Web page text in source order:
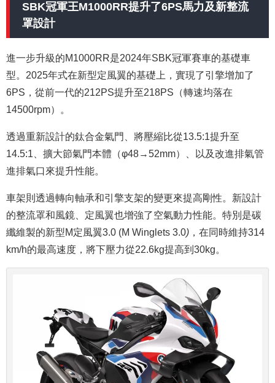
SBK冠軍王M1000RR提升了6PS馬力及新整流
罩設計
進一步升級的M1000RR是2024年SBK冠軍賽車的基礎車
型。2025年式在新型定風翼的基礎上，實現了引擎增加了
6PS，從前一代的212PS提升至218PS（轉速均落在
14500rpm）。
透過重新設計的鈦合金氣門、將壓縮比從13.5:1提升至
14.5:1、擴大節氣門本體（φ48→52mm）、以及改進排氣管
進排氣口來提升性能。
車架則透過轉向軸承和引擎支架的變更來提高剛性。新設計
的整流罩和風鏡、定風翼也增強了空氣動力性能。特別是碳
纖維製的新型M定風翼3.0 (M Winglets 3.0) ，在同時維持314
km/h的最高速度，將下壓力從22.6kg提高到30kg。